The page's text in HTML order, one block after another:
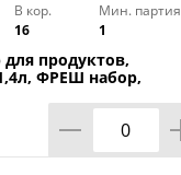
В кор.
16
Мин. партия
1
для продуктов,
ФРЕШ набор,